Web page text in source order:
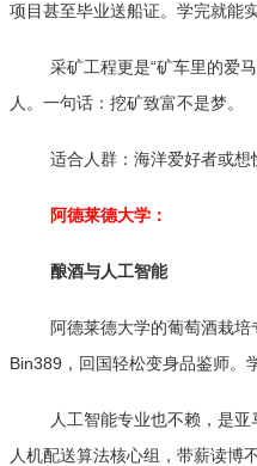
项目甚至毕业送船证。学完就能
采矿工程更是“矿车里的爱
人。一句话：挖矿致富不是梦。
适合人群：海洋爱好者或想
阿德莱德大学：
酿酒与人工智能
阿德莱德大学的葡萄酒栽
Bin389，回国轻松变身品鉴师。
人工智能专业也不赖，是
人机配送算法核心组，带薪读博